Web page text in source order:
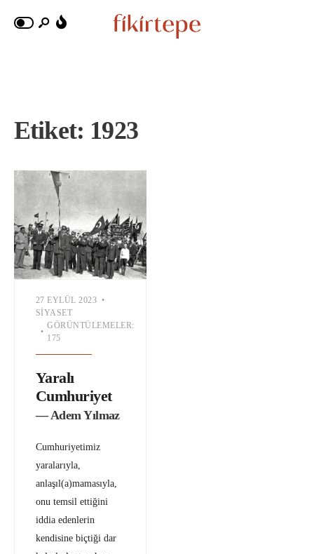
Etiket: 1923
27 EYLÜL 2023 •
SIYASET
•
GÖRÜNTÜLEMELER:
175
Yaralı
Cumhuriyet
— Adem Yılmaz
Cumhuriyetimiz
yaralarıyla,
anlaşıl(a)mamasıyla,
onu temsil ettiğini
iddia edenlerin
kendisine biçtiği dar